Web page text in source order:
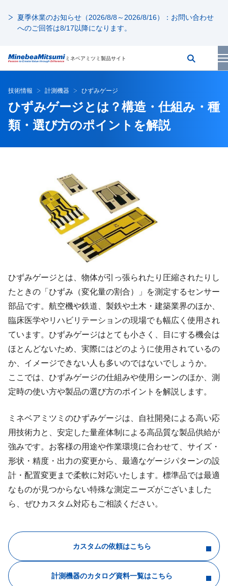
夏季休業のお知らせ（2026/8/8～2026/8/16）：お問い合わせ
へのご回答は8/17以降になります。
ミネベアミツミ製品サイト
技術情報 計測機器 ひずみゲージ
ひずみゲージとは？構造・仕組み・種
類・選び方のポイントを解説
ひずみゲージとは、物体が引っ張られたり圧縮されたりし
たときの「ひずみ（変化量の割合）」を測定するセンサー
部品です。航空機や鉄道、製鉄や土木・建築業界のほか、
臨床医学やリハビリテーションの現場でも幅広く使用され
ています。ひずみゲージはとても小さく、目にする機会は
ほとんどないため、実際にはどのように使用されているの
か、イメージできない人も多いのではないでしょうか。
ここでは、ひずみゲージの仕組みや使用シーンのほか、測
定時の使い方や製品の選び方のポイントを解説します。
ミネベアミツミのひずみゲージは、自社開発による高い応
用技術力と、安定した量産体制による高品質な製品供給が
強みです。お客様の用途や作業環境に合わせて、サイズ・
形状・精度・出力の変更から、最適なゲージパターンの設
計・配置変更まで柔軟に対応いたします。標準品では最適
なものが見つからない特殊な測定ニーズがございました
ら、ぜひカスタム対応もご相談ください。
カスタムの依頼はこちら
計測機器のカタログ資料一覧はこちら